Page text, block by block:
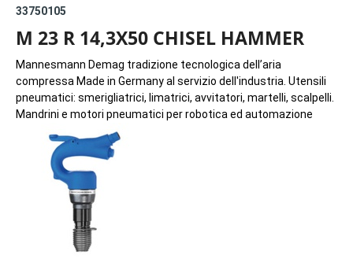
33750105
M 23 R 14,3X50 CHISEL HAMMER
Mannesmann Demag tradizione tecnologica dell’aria
compressa Made in Germany al servizio dell'industria. Utensili
pneumatici: smerigliatrici, limatrici, avvitatori, martelli, scalpelli.
Mandrini e motori pneumatici per robotica ed automazione